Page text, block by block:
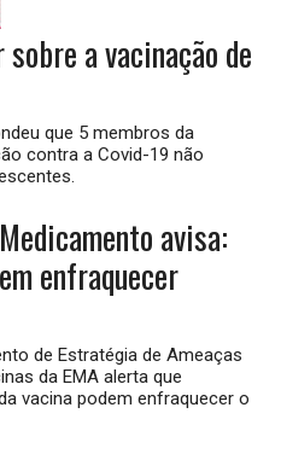
sobre a vacinação de
que 5 membros da
contra a Covid-19 não
avisa:
enfraquecer
de Estratégia de Ameaças
da EMA alerta que
vacina podem enfraquecer o